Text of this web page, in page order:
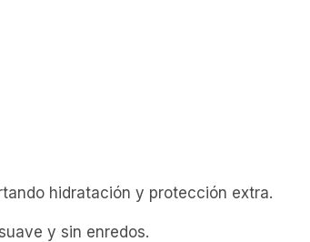
hidratación y protección extra.
y sin enredos.